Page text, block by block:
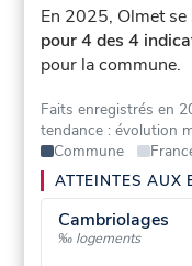
En 2025, Olmet
pour 4 des 4
pour la commune.
Faits enregistrés en
tendance : évolution
Commune
ATTEINTES AUX
Cambriolages
‰ logements